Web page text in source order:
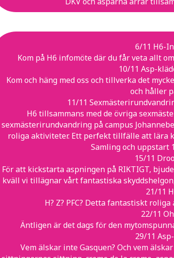
6/11 H6-
Kom på H6 infomöte där du får veta allt
10/11 Asp-
Kom och häng med oss och tillverka det
och håller
11/11
H6 tillsammans med de övriga
sexmästerirundvandring på campus
roliga aktiviteter. Ett perfekt tillfälle att lära
Samling och uppstart
15/11
För att kickstarta aspningen på RIKTIGT,
kväll vi tillägnar vårt fantastiska
21/11
H? Z? PFC? Detta fantastiskt
22/11
Äntligen är det dags för den
29/11
Vem älskar inte Gasquen? Och vem